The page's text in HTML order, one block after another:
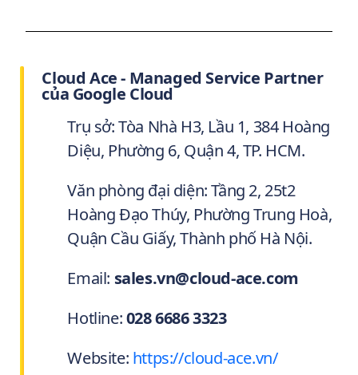
Cloud Ace - Managed Service Partner
của Google Cloud
Trụ sở: Tòa Nhà H3, Lầu 1, 384 Hoàng
Diệu, Phường 6, Quận 4, TP. HCM.
Văn phòng đại diện: Tầng 2, 25t2
Hoàng Đạo Thúy, Phường Trung Hoà,
Quận Cầu Giấy, Thành phố Hà Nội.
Email: sales.vn@cloud-ace.com
Hotline:028 6686 3323
Website: https://cloud-ace.vn/